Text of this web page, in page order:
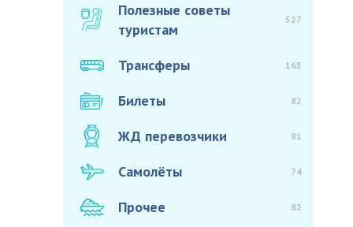
Полезные советы
туристам
527
Трансферы 165
Билеты 82
ЖД перевозчики 81
Самолёты 74
Прочее 82